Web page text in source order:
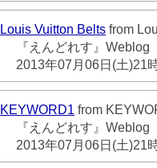
Louis Vuitton Belts from
『えんどれす』Weblog
2013年07月06日(土)21
KEYWORD1 from
『えんどれす』Weblog
2013年07月06日(土)21